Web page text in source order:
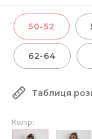
50-52
62-64
Таблиця
Колір: